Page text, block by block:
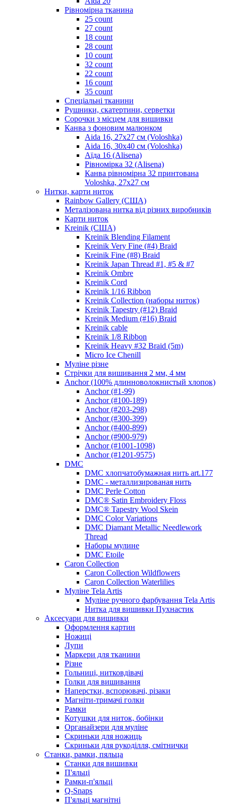
Рівномірна тканина
25 count
27 count
18 count
28 count
10 count
32 count
22 count
16 count
35 count
Спеціальні тканини
Рушники, скатертини, серветки
Сорочки з місцем для вишивки
Канва з фоновим малюнком
Aida 16, 27х27 см (Voloshka)
Aida 16, 30х40 см (Voloshka)
Аїда 16 (Alisena)
Рівномірка 32 (Alisena)
Канва рівномірна 32 принтована
Voloshka, 27х27 см
Нитки, карти ниток
Rainbow Gallery (США)
Металізована нитка від різних виробників
Карти ниток
Kreinik (США)
Kreinik Blending Filament
Kreinik Very Fine (#4) Braid
Kreinik Fine (#8) Braid
Kreinik Japan Thread #1, #5 & #7
Kreinik Ombre
Kreinik Cord
Kreinik 1/16 Ribbon
Kreinik Collection (наборы ниток)
Kreinik Tapestry (#12) Braid
Kreinik Medium (#16) Braid
Kreinik cable
Kreinik 1/8 Ribbon
Kreinik Heavy #32 Braid (5m)
Micro Ice Chenill
Муліне різне
Стрічки для вишивання 2 мм, 4 мм
Anchor (100% длинноволокнистый хлопок)
Anchor (#1-99)
Anchor (#100-189)
Anchor (#203-298)
Anchor (#300-399)
Anchor (#400-899)
Anchor (#900-979)
Anchor (#1001-1098)
Anchor (#1201-9575)
DMC
DMC хлопчатобумажная нить art.177
DMC - металлизированая нить
DMC Perle Cotton
DMC® Satin Embroidery Floss
DMC® Tapestry Wool Skein
DMC Color Variations
DMC Diamant Metallic Needlework
Thread
Наборы мулине
DMC Etoile
Caron Collection
Caron Collection Wildflowers
Caron Collection Waterlilies
Муліне Tela Artis
Муліне ручного фарбування Tela Artis
Нитка для вишивки Пухнастик
Аксесуари для вишивки
Оформлення картин
Ножиці
Лупи
Маркери для тканини
Різне
Гольниці, нитковдівачі
Голки для вишивання
Наперстки, вспорювачі, різаки
Магніти-тримачі голки
Рамки
Котушки для ниток, бобінки
Органайзери для муліне
Скриньки для ножиць
Скриньки для рукоділля, смітнички
Станки, рамки, пяльца
Станки для вишивки
П'яльці
Рамки-п'яльці
Q-Snaps
П'яльці магнітні